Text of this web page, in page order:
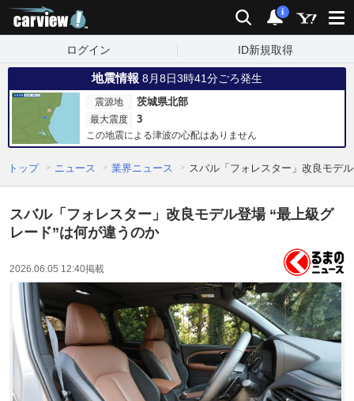
検索 通知
i
ログイン ID新規取得
地震情報 8月8日3時41分ごろ発生
震源地 茨城県北部
最大震度 3
この地震による津波の心配はありません
トップ ニュース 業界ニュース スバル「フォレスター」改良モデ
スバル「フォレスター」改良モデル登場 “最上級グ
レード”は何が違うのか
2026.06.05 12:40掲載